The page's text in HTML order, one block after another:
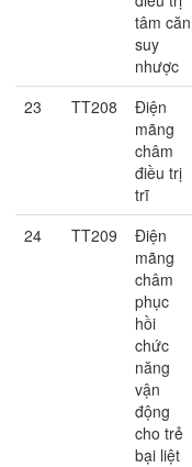
tâm căn
suy
nhược
23 TT208
Điện
mãng
châm
điều trị
trĩ
24 TT209
Điện
mãng
châm
phục
hồi
chức
năng
vận
động
cho trẻ
bại liệt